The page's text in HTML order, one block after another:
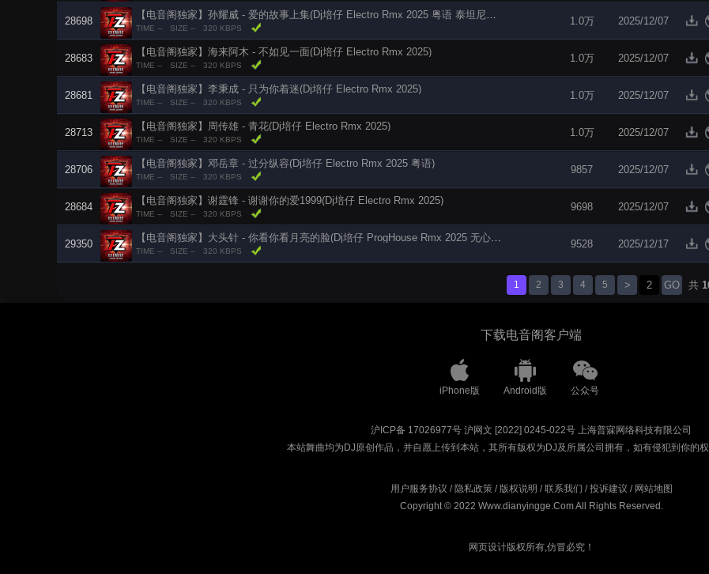
28698
【电音阁独家】孙耀威 - 爱的故事上集(Dj培仔 Electro Rmx 2025 粤语 泰坦尼克号版)
TIME -- SIZE -- 320 KBPS
1.0万 2025/12/07
28683
【电音阁独家】海来阿木 - 不如见一面(Dj培仔 Electro Rmx 2025)
TIME -- SIZE -- 320 KBPS
1.0万 2025/12/07
28681
【电音阁独家】李秉成 - 只为你着迷(Dj培仔 Electro Rmx 2025)
TIME -- SIZE -- 320 KBPS
1.0万 2025/12/07
28713
【电音阁独家】周传雄 - 青花(Dj培仔 Electro Rmx 2025)
TIME -- SIZE -- 320 KBPS
1.0万 2025/12/07
28706
【电音阁独家】邓岳章 - 过分纵容(Dj培仔 Electro Rmx 2025 粤语)
TIME -- SIZE -- 320 KBPS
9857 2025/12/07
28684
【电音阁独家】谢霆锋 - 谢谢你的爱1999(Dj培仔 Electro Rmx 2025)
TIME -- SIZE -- 320 KBPS
9698 2025/12/07
29350
【电音阁独家】大头针 - 你看你看月亮的脸(Dj培仔 ProgHouse Rmx 2025 无心睡眠鼓)
TIME -- SIZE -- 320 KBPS
9528 2025/12/17
1 2 3 4 5 > GO 共
下载电音阁客户端
iPhone版 Android版 公众号
沪ICP备 17026977号 沪网文 [2022] 0245-022号 上海普寐网络科技有限公司
本站舞曲均为DJ原创作品，并自愿上传到本站，其所有版权为DJ及所属公司拥有，如有侵犯到你的
用户服务协议 / 隐私政策/ 版权说明 /联系我们 /投诉建议 / 网站地图
Copyright © 2022 Www.dianyingge.Com All Rights Reserved.
网页设计版权所有,仿冒必究！